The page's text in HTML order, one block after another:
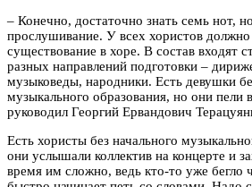
– Конечно, достаточно знать семь нот,
прослушивание. У всех хористов
существование в хоре. В состав входят
разных направлений подготовки –
музыковеды, народники. Есть девушки
музыкального образования, но они пели
руководил Георгий Ервандович
Есть хористы без начального
они услышали коллектив на концерте и
время им сложно, ведь кто-то уже бегло